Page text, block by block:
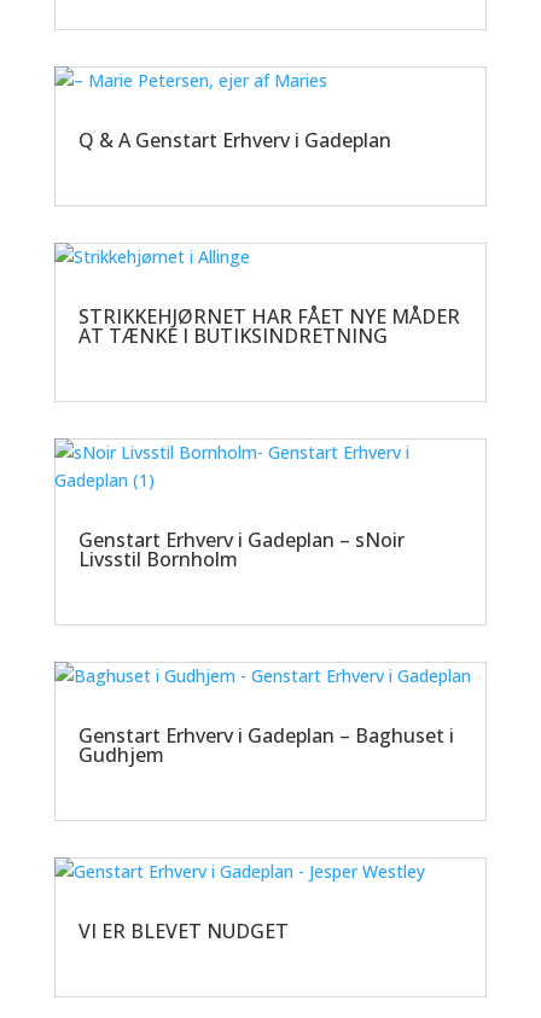
Q & A Genstart Erhverv i Gadeplan
STRIKKEHJØRNET HAR FÅET NYE MÅDER
AT TÆNKE I BUTIKSINDRETNING
Genstart Erhverv i Gadeplan – sNoir
Livsstil Bornholm
Genstart Erhverv i Gadeplan – Baghuset i
Gudhjem
VI ER BLEVET NUDGET